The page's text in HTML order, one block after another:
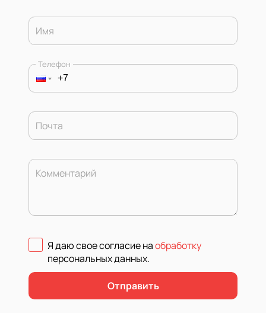
Имя
Телефон
Почта
Комментарий
Я даю свое согласие наобработку
персональных данных.
Отправить